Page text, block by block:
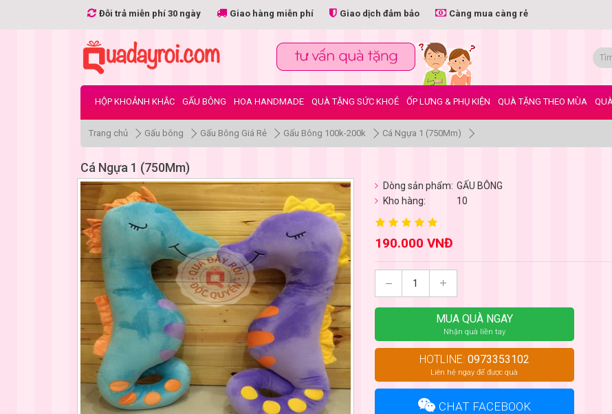
Đỗi trả miễn phí 30 ngày Giao hàng miễn phí Giao dịch đảm bảo Càng mua càng rẻ
HỘP KHOẢNH KHẮC GẤU BÔNG HOA HANDMADE QUÀ TẶNG SỨC KHOẺ ỐP LƯNG & PHỤ KIỆN QUÀ TẶNG THEO MÙA
Trang chủ Gấu bông Gấu Bông Giá Rẻ Gấu Bông 100k-200k Cá Ngựa 1 (750Mm)
Cá Ngựa 1 (750Mm)
Dòng sản phẩm: GẤU BÔNG
Kho hàng:
10
190.000 VNĐ
MUA QUÀ NGAY
Nhận quà liền tay
HOTLINE: 0973353102
Liên hệ ngay để được quà
CHAT FACEBOOK